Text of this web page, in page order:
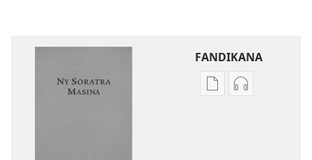
FANDIKANA
FandikanaFandikana